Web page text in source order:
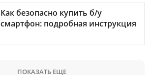
Как безопасно купить б/у
смартфон: подробная инструкция
ПОКАЗАТЬ ЕЩЕ